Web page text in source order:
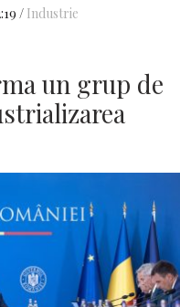
Industrie
un grup de